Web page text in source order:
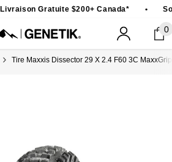
Livraison Gratuite $200+ Canada*
0
0
Tire Maxxis Dissector 29 X 2.4 F60 3C